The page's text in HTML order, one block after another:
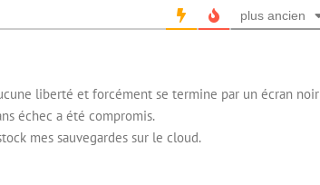
plus ancien
liberté et forcément se termine par un écran noir
échec a été compromis.
mes sauvegardes sur le cloud.